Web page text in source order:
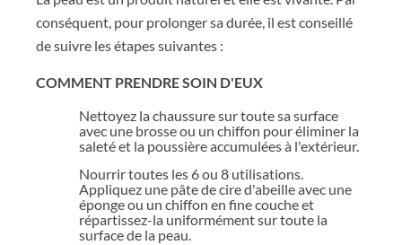
conséquent, pour prolonger sa durée, il est conseillé
de suivre les étapes suivantes :
COMMENT PRENDRE SOIN D'EUX
Nettoyez la chaussure sur toute sa surface
avec une brosse ou un chiffon pour éliminer la
saleté et la poussière accumulées à l'extérieur.
Nourrir toutes les 6 ou 8 utilisations.
Appliquez une pâte de cire d'abeille avec une
éponge ou un chiffon en fine couche et
répartissez-la uniformément sur toute la
surface de la peau.